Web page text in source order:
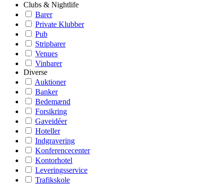
Clubs & Nightlife
Barer
Private Klubber
Pub
Stripbarer
Venues
Vinbarer
Diverse
Auktioner
Banker
Bedemænd
Forsikring
Gaveidéer
Hoteller
Indgravering
Konferencecenter
Kontorhotel
Leveringsservice
Trafikskole